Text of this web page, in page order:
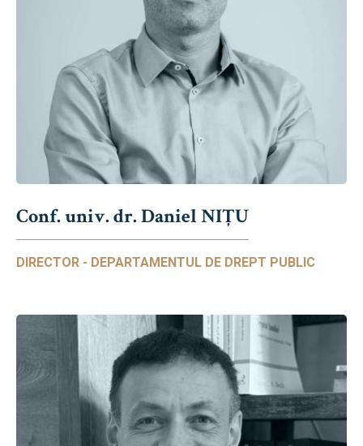
Conf. univ. dr. Daniel NIŢU
DIRECTOR - DEPARTAMENTUL DE DREPT PUBLIC